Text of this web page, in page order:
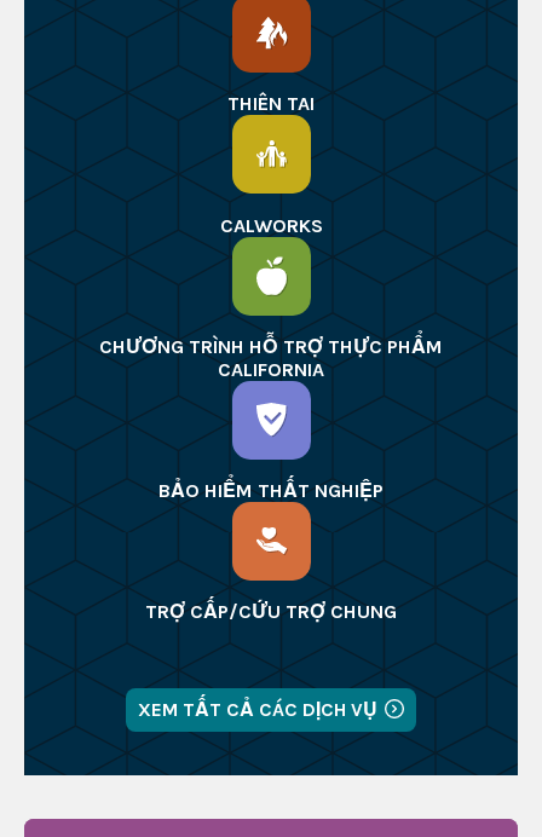
THIÊN TAI
CALWORKS
CHƯƠNG TRÌNH HỖ TRỢ THỰC PHẨM
CALIFORNIA
BẢO HIỂM THẤT NGHIỆP
TRỢ CẤP/CỨU TRỢ CHUNG
XEM TẤT CẢ CÁC DỊCH VỤ